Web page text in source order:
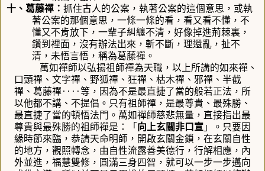
十、葛藤禪： 抓住古人的公案，執著公案的這個意思，或執
著公案的那個意思，一條一條的看，看又看不懂，不
懂又不肯放下，一輩子糾纏不清，好像掉進荊棘裏，
鑽到裡面，沒有辦法出來，斬不斷，理還亂，扯不
清，未悟言悟，稱為葛藤禪。
萬如禪師以弘揚祖師禪為天職，以上所講的如來禪、
口頭禪、文字禪、野狐禪、狂禪、枯木禪、邪禪、半截
禪、葛藤禪‥‥等，因為不是最直捷了當的般若正法，所
以他都不講、不提倡。只有祖師禪，是最尊貴、最殊勝、
最直捷了當的頓悟法門。萬如禪師慈悲無量，直接指出最
尊貴與最殊勝的祖師禪是：「 向上玄關非口宣 」。只要因
緣時節來臨，恭請天命明師，開啟玄關金鎖，在玄關自性
的地方，觀照轉念，由自性流露善美德行，行解相應，內
外並進，福慧雙修，圓滿三身四智，就可以一步一步邁向